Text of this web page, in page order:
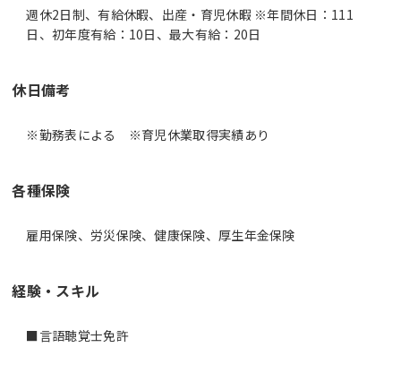
週休2日制、有給休暇、出産・育児休暇 ※年間休日：111
日、初年度有給：10日、最大有給：20日
休日備考
※勤務表による ※育児休業取得実績あり
各種保険
雇用保険、労災保険、健康保険、厚生年金保険
経験・スキル
■言語聴覚士免許